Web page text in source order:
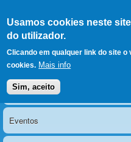
Usamos cookies neste
do utilizador.
Clicando em qualquer link do site
cookies. Mais info
Sim, aceito
O portal da
Menu principal
Notícias
Eventos